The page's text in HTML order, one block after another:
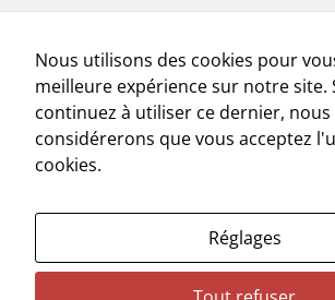
juillet 2022
juin 2022
mai 2022
mars 2022
novembre 2021
octobre 2021
juillet 2021
avril 2021
mars 2021
Nous utilisons des cookies pour
meilleure expérience sur notre site.
continuez à utiliser ce dernier, nous
considérerons que vous acceptez
cookies.
Réglages